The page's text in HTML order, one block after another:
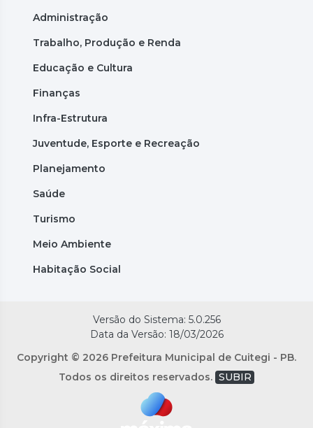
Administração
Trabalho, Produção e Renda
Educação e Cultura
Finanças
Infra-Estrutura
Juventude, Esporte e Recreação
Planejamento
Saúde
Turismo
Meio Ambiente
Habitação Social
Versão do Sistema: 5.0.256
Data da Versão: 18/03/2026
Copyright © 2026 Prefeitura Municipal de Cuitegi - PB.
Todos os direitos reservados. SUBIR